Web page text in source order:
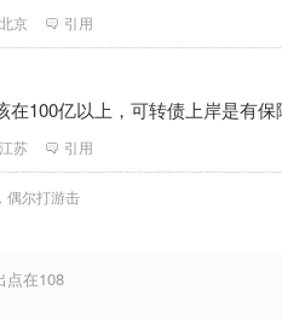
京 引用
在100亿以上，可转债上岸是有保
苏 引用
偶尔打游击
点在108